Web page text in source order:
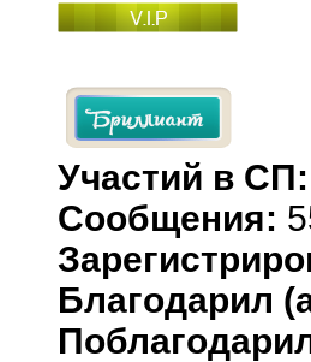
Участий в СП:
Сообщения:
Благодарил